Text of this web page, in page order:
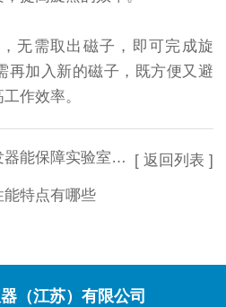
无需取出磁子，即可完成旋
再加入新的磁子，既方便又避
作效率。
保障实验室安全？
特点有哪些
[ 返回列表 ]
（江苏）有限公司